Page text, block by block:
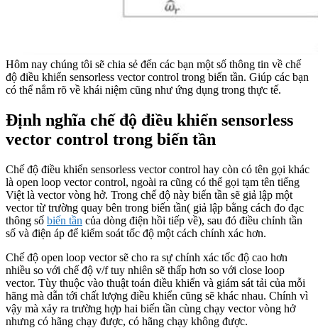
Hôm nay chúng tôi sẽ chia sẻ đến các bạn một số thông tin về chế
độ điều khiển sensorless vector control trong biến tần. Giúp các bạn
có thể nắm rõ về khái niệm cũng như ứng dụng trong thực tế.
Định nghĩa chế độ điều khiển sensorless
vector control trong biến tần
Chế độ điều khiển sensorless vector control hay còn có tên gọi khác
là open loop vector control, ngoài ra cũng có thể gọi tạm tên tiếng
Việt là vector vòng hở. Trong chế độ này biến tần sẽ giả lập một
vector từ trường quay bên trong biến tần( giả lập bằng cách đo đạc
thông số biến tần của dòng điện hồi tiếp về), sau đó điều chỉnh tần
số và điện áp để kiểm soát tốc độ một cách chính xác hơn.
Chế độ open loop vector sẽ cho ra sự chính xác tốc độ cao hơn
nhiều so với chế độ v/f tuy nhiên sẽ thấp hơn so với close loop
vector. Tùy thuộc vào thuật toán điều khiển và giám sát tải của mỗi
hãng mà dẫn tới chất lượng điều khiển cũng sẽ khác nhau. Chính vì
vậy mà xảy ra trường hợp hai biến tần cùng chạy vector vòng hở
nhưng có hãng chạy được, có hãng chạy không được.